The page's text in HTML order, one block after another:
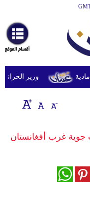
أخبارعاجلة
رياضة
ثقافة
إقتصاد
وموسيقى
وزير الخزانة
جوية غرب أفغانستان